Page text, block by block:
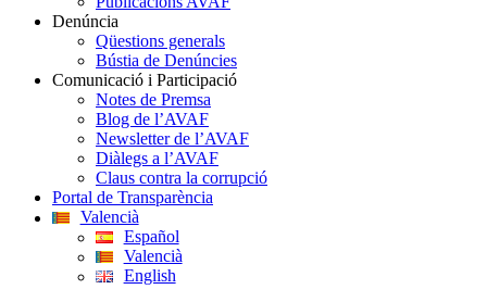
Denúncia
Qüestions generals
Bústia de Denúncies
Comunicació i Participació
Notes de Premsa
Blog de l’AVAF
Newsletter de l’AVAF
Diàlegs a l’AVAF
Claus contra la corrupció
Portal de Transparència
Valencià
Español
Valencià
English